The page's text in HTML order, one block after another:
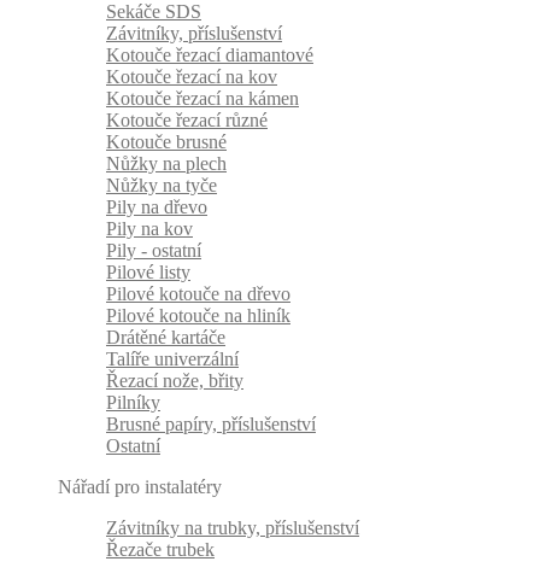
Sekáče SDS
Závitníky, příslušenství
Kotouče řezací diamantové
Kotouče řezací na kov
Kotouče řezací na kámen
Kotouče řezací různé
Kotouče brusné
Nůžky na plech
Nůžky na tyče
Pily na dřevo
Pily na kov
Pily - ostatní
Pilové listy
Pilové kotouče na dřevo
Pilové kotouče na hliník
Drátěné kartáče
Talíře univerzální
Řezací nože, břity
Pilníky
Brusné papíry, příslušenství
Ostatní
Nářadí pro instalatéry
Závitníky na trubky, příslušenství
Řezače trubek